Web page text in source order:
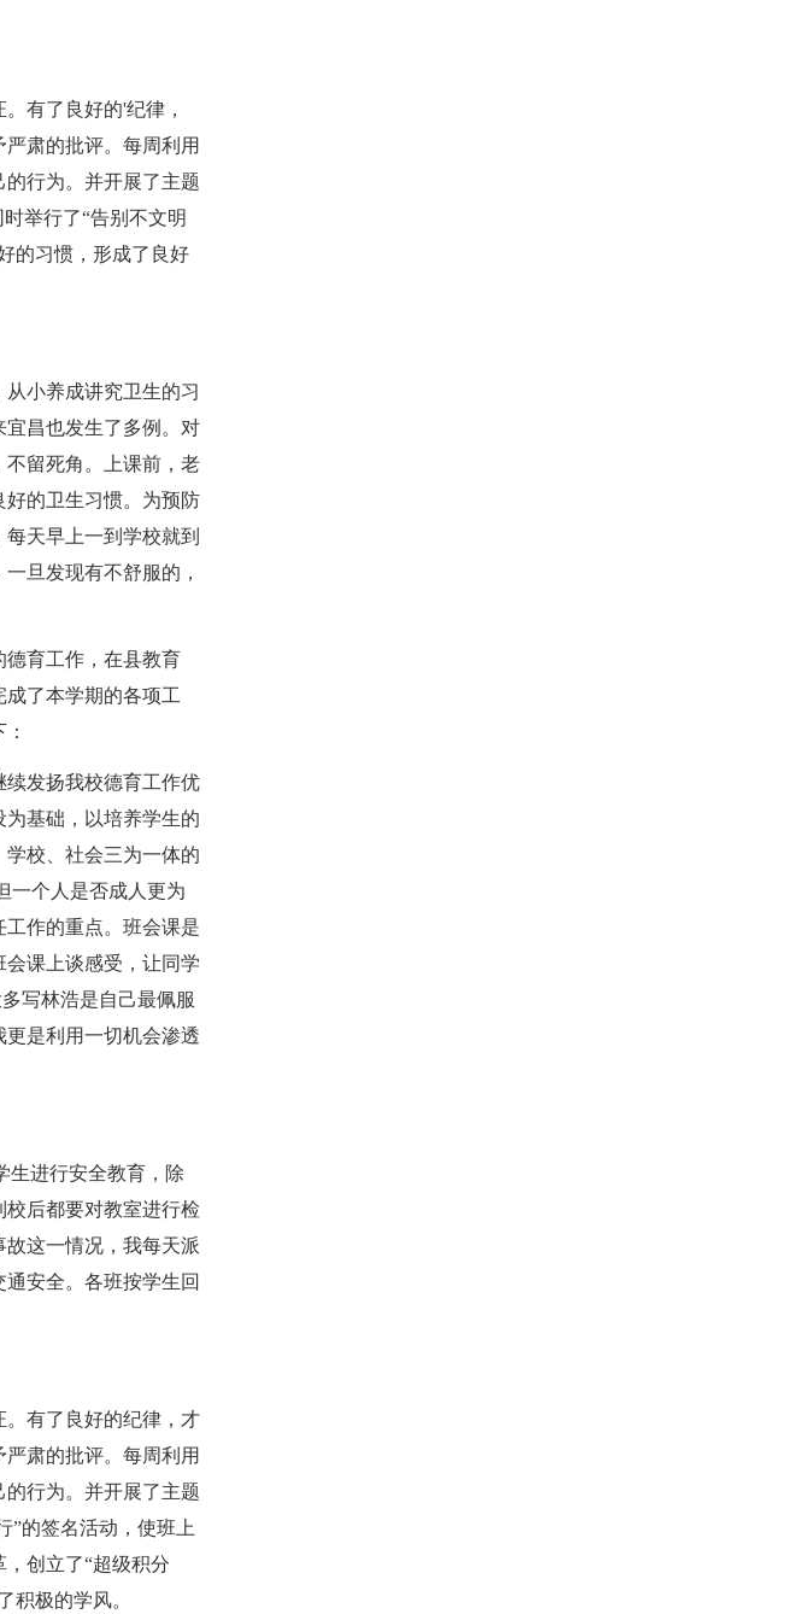
有了良好的'纪律，
肃的批评。每周利用
行为。并开展了主题
举行了“告别不文明
的习惯，形成了良好
小养成讲究卫生的习
宜昌也发生了多例。对
留死角。上课前，老
的卫生习惯。为预防
天早上一到学校就到
旦发现有不舒服的，
德育工作，在县教育
了本学期的各项工
发扬我校德育工作优
基础，以培养学生的
校、社会三为一体的
一个人是否成人更为
作的重点。班会课是
课上谈感受，让同学
写林浩是自己最佩服
是利用一切机会渗透
生进行安全教育，除
后都要对教室进行检
这一情况，我每天派
安全。各班按学生回
有了良好的纪律，才
肃的批评。每周利用
行为。并开展了主题
”的签名活动，使班上
创立了“超级积分
积极的学风。